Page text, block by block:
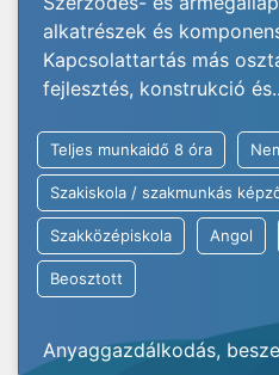
alkatrészek és
Kapcsolattartás más
fejlesztés, konstrukció
Teljes munkaidő 8 óra
Szakiskola / szakmunkás
Szakközépiskola Angol
Beosztott
Anyaggazdálkodás,